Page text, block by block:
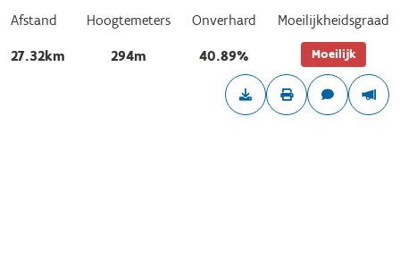
Afstand
27.32km
Hoogtemeters
294m
Onverhard
40.89%
Moeilijkheidsgraad
Moeilijk